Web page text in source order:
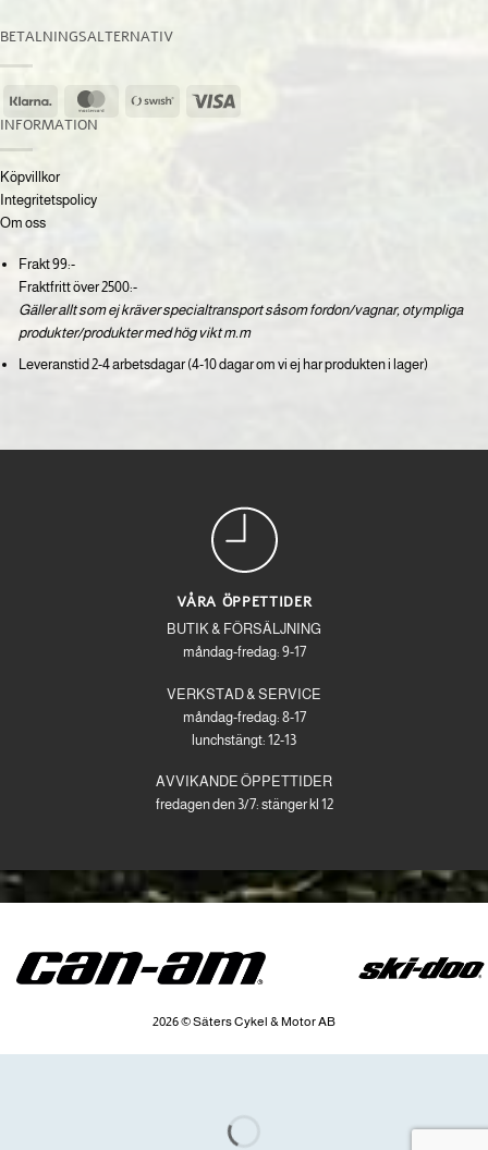
BETALNINGSALTERNATIV
Klarna MasterCardSwish
INFORMATION
Köpvillkor
Integritetspolicy
Om oss
Frakt 99:-
Fraktfritt över 2500:-
Gäller allt som ej kräver specialtransport såsom fordon/vagnar, otympliga
produkter/produkter med hög vikt m.m
Leveranstid 2-4 arbetsdagar (4-10 dagar om vi ej har produkten i lager)
VÅRA ÖPPETTIDER
BUTIK & FÖRSÄLJNING
måndag-fredag: 9-17
VERKSTAD & SERVICE
måndag-fredag: 8-17
lunchstängt: 12-13
AVVIKANDE ÖPPETTIDER
fredagen den 3/7: stänger kl 12
2026 © Säters Cykel & Motor AB